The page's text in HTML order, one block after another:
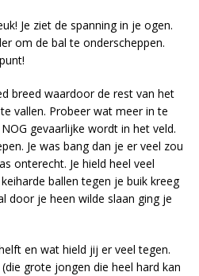
Je ziet de spanning in je ogen.
om de bal te onderscheppen.
breed waardoor de rest van het
vallen. Probeer wat meer in te
gevaarlijke wordt in het veld.
Je was bang dan je er veel zou
onterecht. Je hield heel veel
ballen tegen je buik kreeg
door je heen wilde slaan ging je
en wat hield jij er veel tegen.
grote jongen die heel hard kan